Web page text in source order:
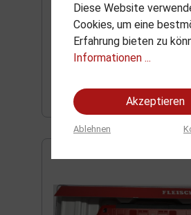
79,00 €*
In den
Diese Website
Cookies, um eine
Erfahrung bieten zu
Informationen ...
Akzeptieren
Ablehnen